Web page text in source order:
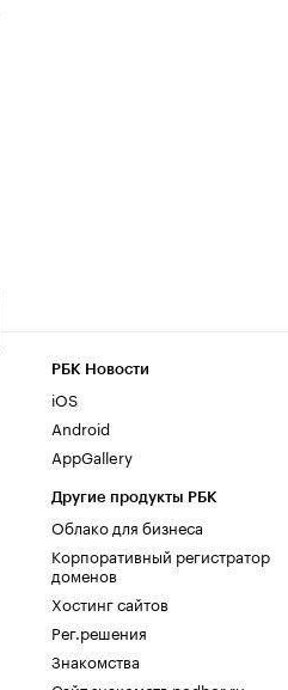
РБК Новости
iOS
Android
AppGallery
Другие продукты РБК
Облако для бизнеса
Корпоративный регистратор
доменов
Хостинг сайтов
Рег.решения
Знакомства